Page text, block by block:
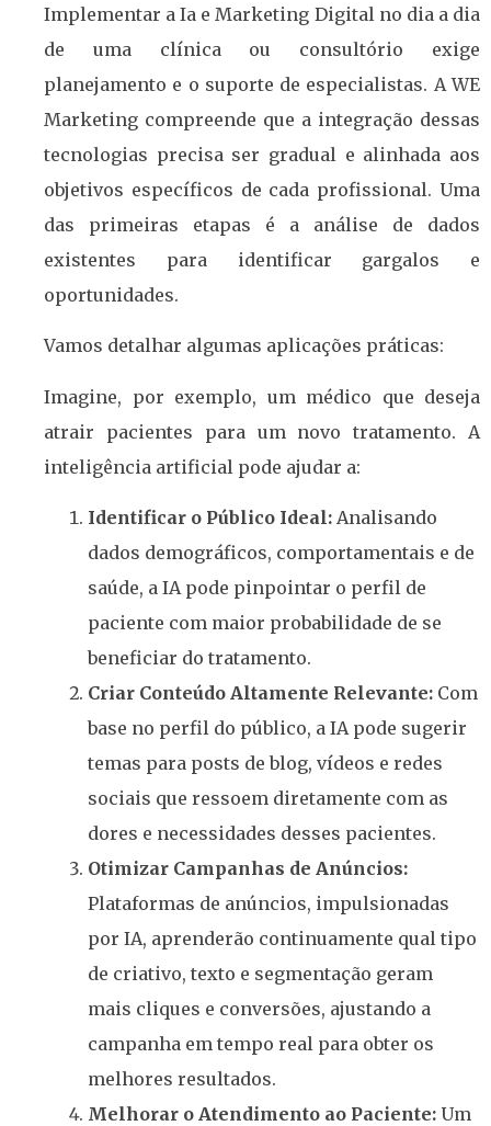
Implementar a Ia e Marketing Digital no dia a dia
de uma clínica ou consultório exige
planejamento e o suporte de especialistas. A WE
Marketing compreende que a integração dessas
tecnologias precisa ser gradual e alinhada aos
objetivos específicos de cada profissional. Uma
das primeiras etapas é a análise de dados
existentes para identificar gargalos e
oportunidades.
Vamos detalhar algumas aplicações práticas:
Imagine, por exemplo, um médico que deseja
atrair pacientes para um novo tratamento. A
inteligência artificial pode ajudar a:
Identificar o Público Ideal: Analisando
dados demográficos, comportamentais e de
saúde, a IA pode pinpointar o perfil de
paciente com maior probabilidade de se
beneficiar do tratamento.
Criar Conteúdo Altamente Relevante: Com
base no perfil do público, a IA pode sugerir
temas para posts de blog, vídeos e redes
sociais que ressoem diretamente com as
dores e necessidades desses pacientes.
Otimizar Campanhas de Anúncios:
Plataformas de anúncios, impulsionadas
por IA, aprenderão continuamente qual tipo
de criativo, texto e segmentação geram
mais cliques e conversões, ajustando a
campanha em tempo real para obter os
melhores resultados.
Melhorar o Atendimento ao Paciente: Um